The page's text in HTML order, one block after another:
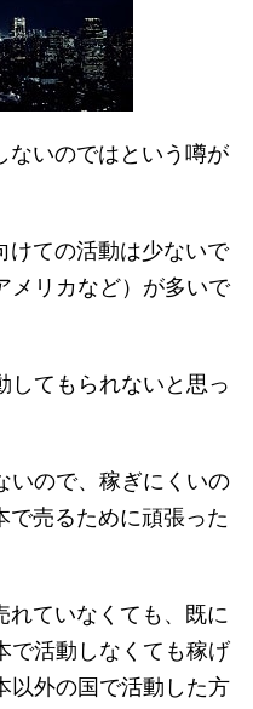
ないのではという噂が
けての活動は少ないで
メリカなど）が多いで
してもられないと思っ
いので、稼ぎにくいの
で売るために頑張った
れていなくても、既に
で活動しなくても稼げ
以外の国で活動した方